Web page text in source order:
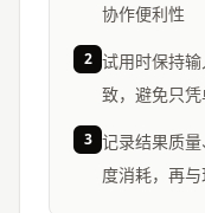
协作便利性
2 试用时保持
致，避免只凭
3 记录结果质
度消耗，再与